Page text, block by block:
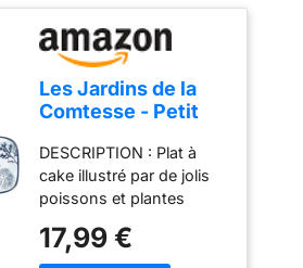
pour toute la famille (4-6
personnes)
REPARABILITE 15 ANS
AU JUSTE PRIX :
engagement de
réparabilité 15 ans au
juste prix grâce à notre
réseau de 6200
réparateurs dans le
à la protection de
l’environnement et à la
Les Jardins de la
Comtesse - Petit
rectangulaire en
Mélamine - Bleu
Mer et Poissons -
Gateaux/Cake -
Plat Long de
DESCRIPTION : Plat à
cake illustré par de jolis
poissons et plantes
AVANTAGES : Ce plat en
17,99 €